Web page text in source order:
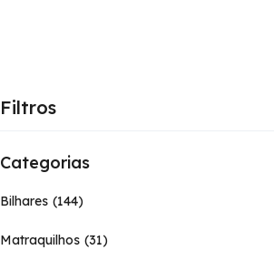
Filtros
Categorias
Bilhares 144
Matraquilhos 31